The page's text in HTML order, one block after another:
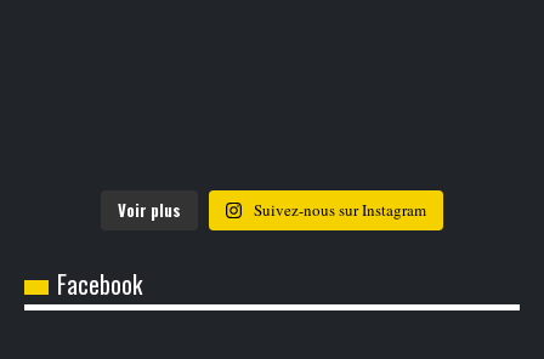
Voir plus Suivez-nous sur Instagram
Facebook